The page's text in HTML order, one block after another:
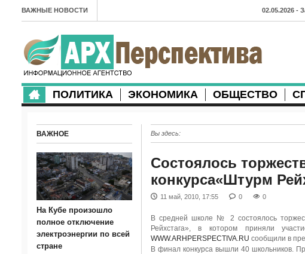
ВАЖНЫЕ НОВОСТИ 02.05.2026 -
27.04.2026 -
23.04.2026 -
21.04.2026 -
20.04.2026 -
матчи и
18.04.2026 -
ПОЛИТИКА ЭКОНОМИКА ОБЩЕСТВО
Вы здесь:
Состоялось
конкурса«Штурм
11 май, 2010, 17:55 0 0
В средней школе № 2 состоялось
Рейхстага», в котором приняли
WWW.ARHPERSPECTIVA.RU сообщили в
В финал конкурса вышли 40 школьников.
ВАЖНОЕ
На Кубе произошло
полное отключение
электроэнергии по всей
стране